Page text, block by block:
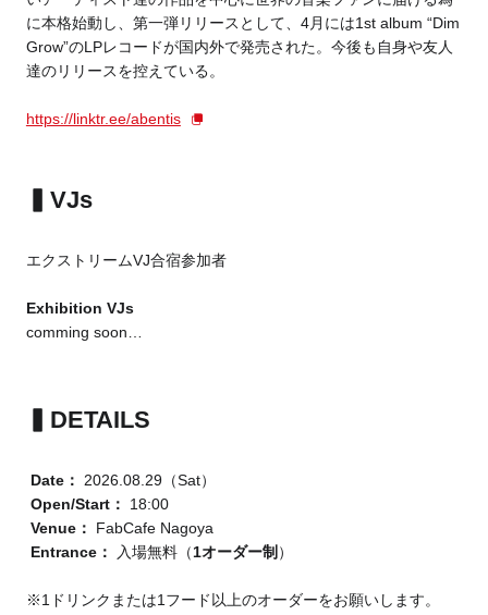
に本格始動し、第一弾リリースとして、4月には1st album “Dim
Grow”のLPレコードが国内外で発売された。今後も自身や友人
達のリリースを控えている。
https://linktr.ee/abentis
▍VJs
エクストリームVJ合宿参加者
Exhibition VJs
comming soon…
▍DETAILS
Date：
2026.08.29（Sat）
Open/Start：
18:00
Venue：
FabCafe Nagoya
Entrance：
入場無料（1オーダー制）
※1ドリンクまたは1フード以上のオーダーをお願いします。